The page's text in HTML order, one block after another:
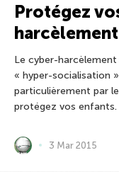
Protégez
harcèlement
Le cyber-
« hyper-socialisation
particulièrement par
protégez vos enfants.
3 Mar 2015